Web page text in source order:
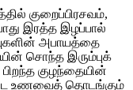
குறைப்பிரசவம்,
இரத்த இழப்பால்
அபாயத்தை
சொந்த இரும்புக்
பிறந்த குழந்தையின்
உணவைத் தொடங்கும்